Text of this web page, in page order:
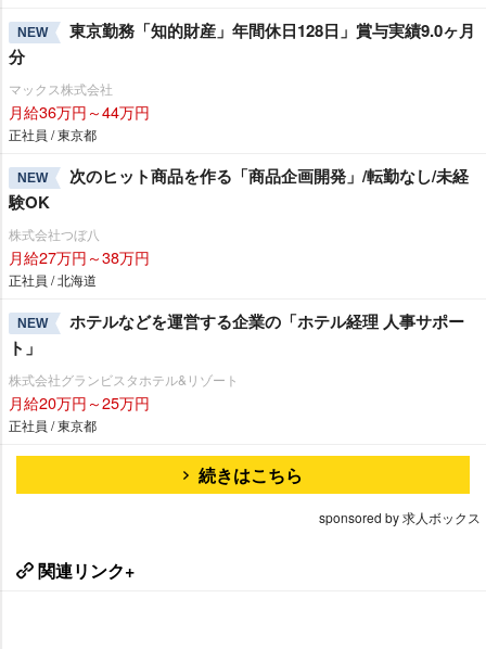
NEW
東京勤務「知的財産」年間休日128日」賞与実績9.0ヶ月
分
マックス株式会社
月給36万円～44万円
正社員 / 東京都
NEW
次のヒット商品を作る「商品企画開発」/転勤なし/未経
験OK
株式会社つぼ八
月給27万円～38万円
正社員 / 北海道
NEW
ホテルなどを運営する企業の「ホテル経理 人事サポー
ト」
株式会社グランビスタホテル&リゾート
月給20万円～25万円
正社員 / 東京都
続きはこちら
sponsored by 求人ボックス
関連リンク+